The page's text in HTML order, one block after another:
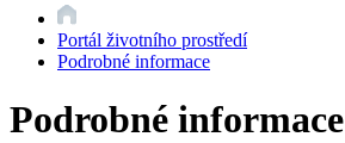
Portál životního prostředí
Podrobné informace
Podrobné informace